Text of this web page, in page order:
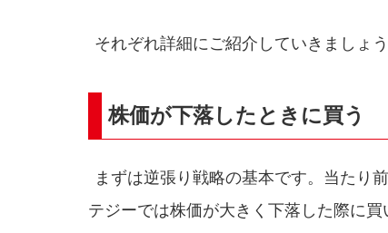
それぞれ詳細にご紹介していきましょう
株価が下落したときに買う
まずは逆張り戦略の基本です。当たり
テジーでは株価が大きく下落した際に